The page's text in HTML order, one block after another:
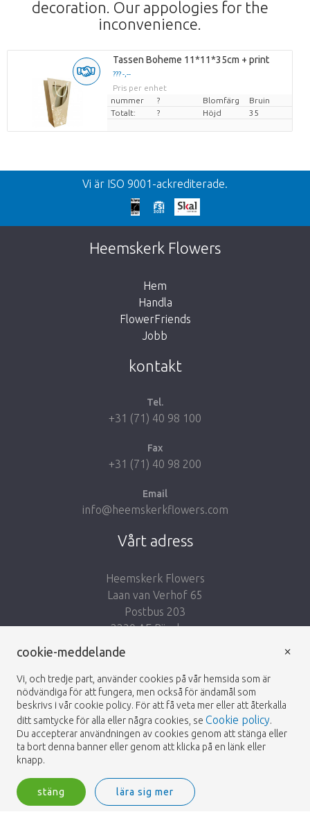
decoration. Our appologies for the
inconvenience.
Tassen Boheme 11*11*35cm + print
??? -,--
Pris per enhet
nummer
? Blomfärg
Bruin
Totalt:
? Höjd 35
Tllbacka
We're sorry
This page does not exist. Click on the
button below to return to the shop.
Vi är ISO 9001-ackrediterade.
Heemskerk Flowers
Hem
Handla
FlowerFriends
Jobb
kontakt
Tel.
+31 (71) 40 98 100
Fax
+31 (71) 40 98 200
Email
info@heemskerkflowers.com
Vårt adress
Heemskerk Flowers
Laan van Verhof 65
Postbus 203
2230 AE Rijnsburg
Följ oss:
© 2026 -
Heemskerk Flowers is a trading name of BGH A.Heemskerk AZN b.v.
cookie-meddelande
Vi, och tredje part, använder cookies på vår hemsida som är
nödvändiga för att fungera, men också för ändamål som
beskrivs i vår cookie policy. För att få veta mer eller att återkalla
ditt samtycke för alla eller några cookies, se Cookie policy.
Du accepterar användningen av cookies genom att stänga eller
ta bort denna banner eller genom att klicka på en länk eller
knapp.
stäng lära sig mer
×